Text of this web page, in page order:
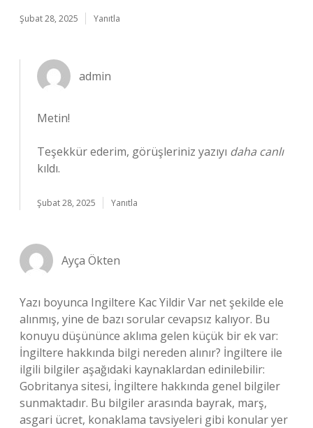
Şubat 28, 2025 Yanıtla
admin
Metin!
Teşekkür ederim, görüşleriniz yazıyı daha canlı
kıldı.
Şubat 28, 2025 Yanıtla
Ayça Ökten
Yazı boyunca Ingiltere Kac Yildir Var net şekilde ele
alınmış, yine de bazı sorular cevapsız kalıyor. Bu
konuyu düşününce aklıma gelen küçük bir ek var:
İngiltere hakkında bilgi nereden alınır? İngiltere ile
ilgili bilgiler aşağıdaki kaynaklardan edinilebilir:
Gobritanya sitesi, İngiltere hakkında genel bilgiler
sunmaktadır. Bu bilgiler arasında bayrak, marş,
asgari ücret, konaklama tavsiyeleri gibi konular yer